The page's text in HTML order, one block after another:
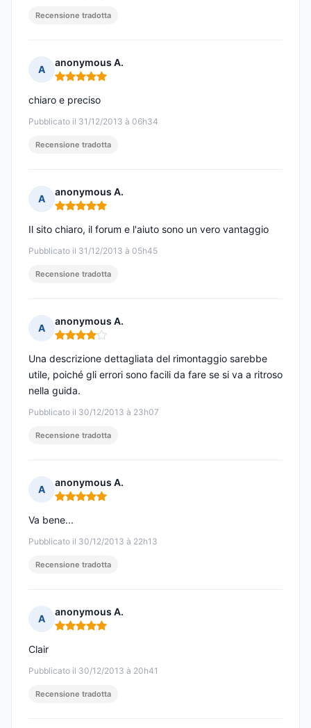
Recensione tradotta
A
anonymous A.
Nota: 5 su 5
Pubblicato il 31/12/2013 à 06h34
chiaro e preciso
Recensione tradotta
A
anonymous A.
Nota: 5 su 5
Pubblicato il 31/12/2013 à 05h45
Il sito chiaro, il forum e l'aiuto sono un vero vantaggio
Recensione tradotta
A
anonymous A.
Nota: 4 su 5
Pubblicato il 30/12/2013 à 23h07
Una descrizione dettagliata del rimontaggio sarebbe
utile, poiché gli errori sono facili da fare se si va a ritroso
nella guida.
Recensione tradotta
A
anonymous A.
Nota: 5 su 5
Pubblicato il 30/12/2013 à 22h13
Va bene...
Recensione tradotta
A
anonymous A.
Nota: 5 su 5
Pubblicato il 30/12/2013 à 20h41
Clair
Recensione tradotta